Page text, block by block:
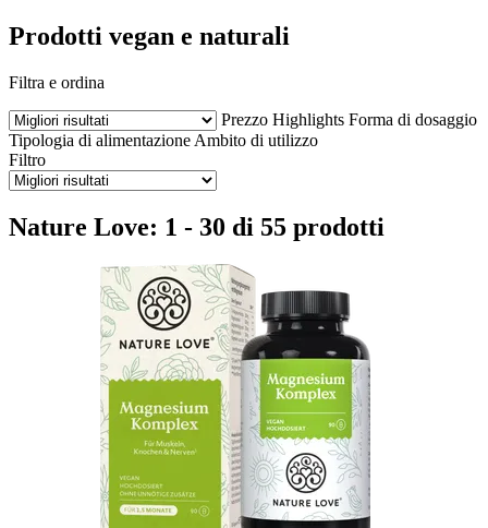
Prodotti vegan e naturali
Filtra e ordina
Prezzo Highlights Forma di dosaggio
Tipologia di alimentazione Ambito di utilizzo
Filtro
Nature Love: 1 - 30 di 55 prodotti